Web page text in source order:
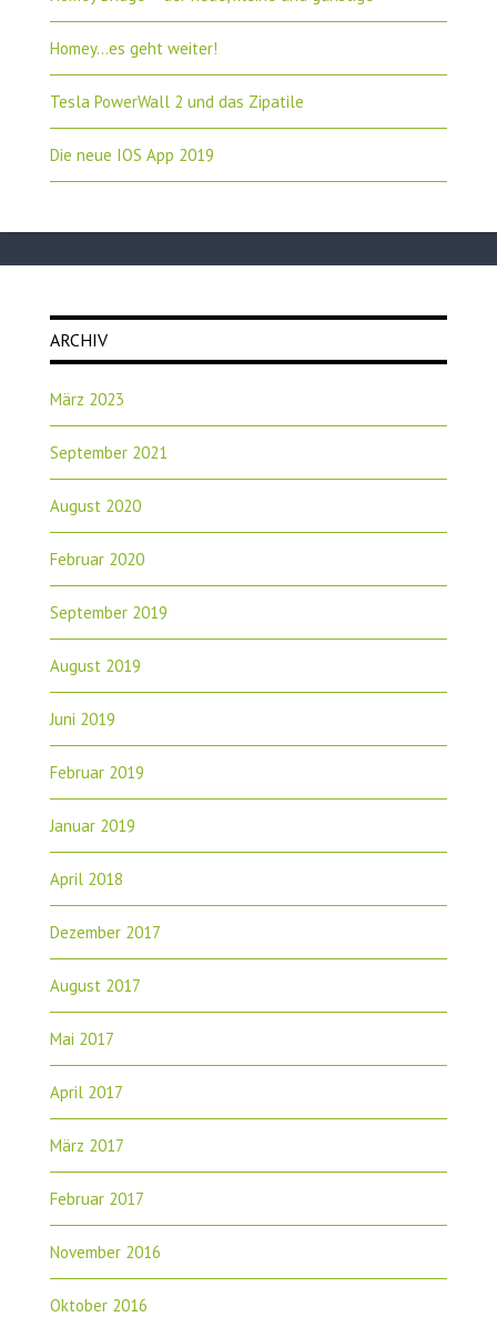
Homey…es geht weiter!
Tesla PowerWall 2 und das Zipatile
Die neue IOS App 2019
ARCHIV
März 2023
September 2021
August 2020
Februar 2020
September 2019
August 2019
Juni 2019
Februar 2019
Januar 2019
April 2018
Dezember 2017
August 2017
Mai 2017
April 2017
März 2017
Februar 2017
November 2016
Oktober 2016